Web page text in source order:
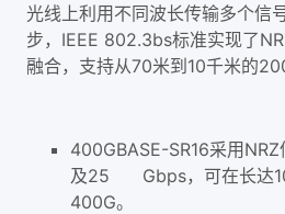
光线上利用不同波长传输多个信
步，IEEE 802.3bs标准实现了
融合，支持从70米到10千米的
400GBASE-SR16采用
及25 Gbps，可在长达
400G。